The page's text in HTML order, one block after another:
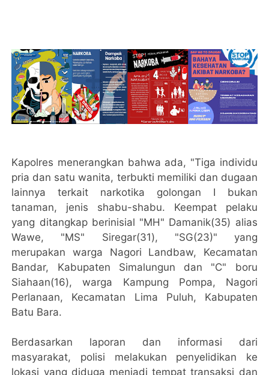
Kapolres menerangkan bahwa ada, "Tiga individu
pria dan satu wanita, terbukti memiliki dan dugaan
lainnya terkait narkotika golongan I bukan
tanaman, jenis shabu-shabu. Keempat pelaku
yang ditangkap berinisial "MH" Damanik(35) alias
Wawe, "MS" Siregar(31), "SG(23)" yang
merupakan warga Nagori Landbaw, Kecamatan
Bandar, Kabupaten Simalungun dan "C" boru
Siahaan(16), warga Kampung Pompa, Nagori
Perlanaan, Kecamatan Lima Puluh, Kabupaten
Batu Bara.
Berdasarkan laporan dan informasi dari
masyarakat, polisi melakukan penyelidikan ke
lokasi yang diduga menjadi tempat transaksi dan